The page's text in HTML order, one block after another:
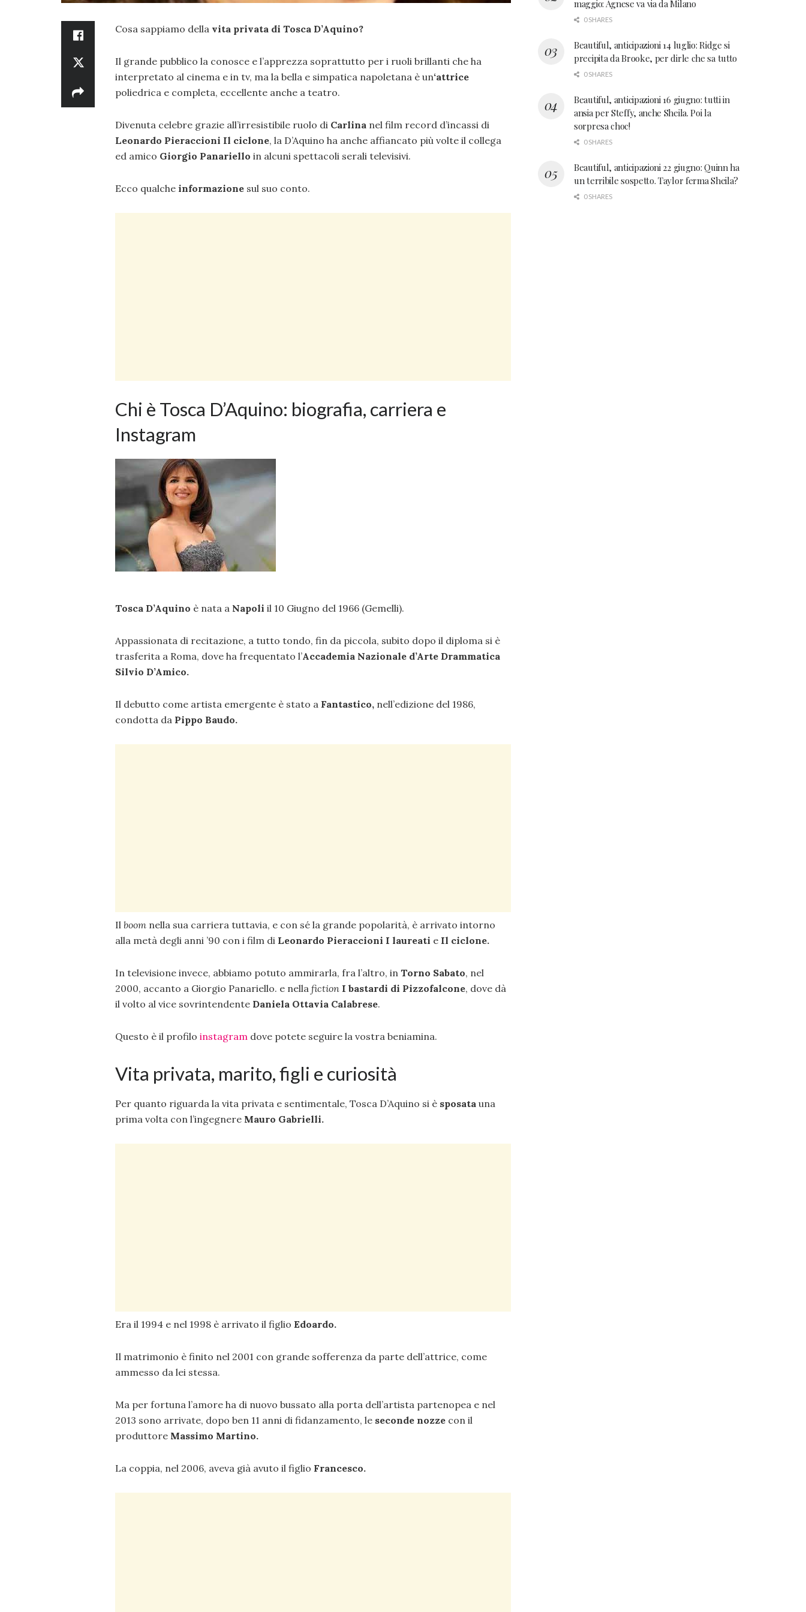
Cosa sappiamo della vita privata di Tosca D’Aquino?
Il grande pubblico la conosce e l’apprezza soprattutto per i ruoli brillanti che ha
interpretato al cinema e in tv, ma la bella e simpatica napoletana è un‘attrice
poliedrica e completa, eccellente anche a teatro.
Divenuta celebre grazie all’irresistibile ruolo di Carlina nel film record d’incassi di
Leonardo Pieraccioni Il ciclone, la D’Aquino ha anche affiancato più volte il collega
ed amico Giorgio Panariello in alcuni spettacoli serali televisivi.
Ecco qualche informazione sul suo conto.
Chi è Tosca D’Aquino: biografia, carriera e
Instagram
Tosca D’Aquino è nata a Napoli il 10 Giugno del 1966 (Gemelli).
Appassionata di recitazione, a tutto tondo, fin da piccola, subito dopo il diploma si è
trasferita a Roma, dove ha frequentato l’Accademia Nazionale d’Arte Drammatica
Silvio D’Amico.
Il debutto come artista emergente è stato a Fantastico, nell’edizione del 1986,
condotta da Pippo Baudo.
Il boom nella sua carriera tuttavia, e con sé la grande popolarità, è arrivato intorno
alla metà degli anni ’90 con i film di Leonardo Pieraccioni I laureati e Il ciclone.
In televisione invece, abbiamo potuto ammirarla, fra l’altro, in Torno Sabato, nel
2000, accanto a Giorgio Panariello. e nella fiction I bastardi di Pizzofalcone, dove dà
il volto al vice sovrintendente Daniela Ottavia Calabrese.
Questo è il profilo instagram dove potete seguire la vostra beniamina.
Vita privata, marito, figli e curiosità
Per quanto riguarda la vita privata e sentimentale, Tosca D’Aquino si è sposata una
prima volta con l’ingegnere Mauro Gabrielli.
Era il 1994 e nel 1998 è arrivato il figlio Edoardo.
Il matrimonio è finito nel 2001 con grande sofferenza da parte dell’attrice, come
ammesso da lei stessa.
Ma per fortuna l’amore ha di nuovo bussato alla porta dell’artista partenopea e nel
2013 sono arrivate, dopo ben 11 anni di fidanzamento, le seconde nozze con il
produttore Massimo Martino.
La coppia, nel 2006, aveva già avuto il figlio Francesco.
maggio: Agnese va via da Milano
0 SHARES
Beautiful, anticipazioni 14 luglio: Ridge si
precipita da Brooke, per dirle che sa tutto
0 SHARES
Beautiful, anticipazioni 16 giugno: tutti in
ansia per Steffy, anche Sheila. Poi la
sorpresa choc!
0 SHARES
Beautiful, anticipazioni 22 giugno: Quinn ha
un terribile sospetto. Taylor ferma Sheila?
0 SHARES